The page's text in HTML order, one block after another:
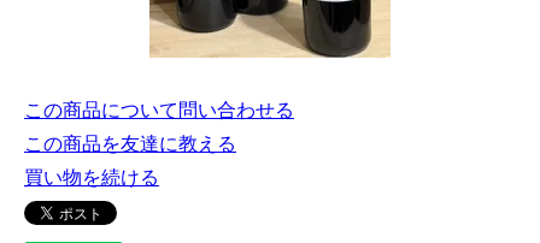
この商品について問い合わせる
この商品を友達に教える
買い物を続ける